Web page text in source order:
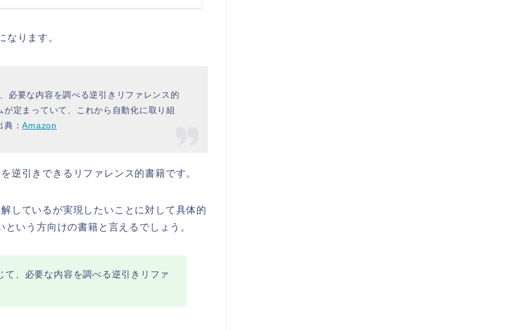
なります。
必要な内容を調べる逆引きリファレンス的
定まっていて、これから自動化に取り組
典：Amazon
逆引きできるリファレンス的書籍です。
しているが実現したいことに対して具体的
いう方向けの書籍と言えるでしょう。
、必要な内容を調べる逆引きリファ